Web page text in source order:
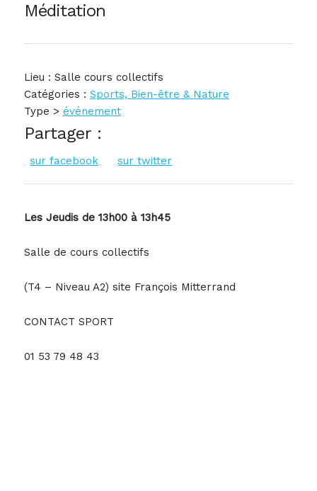
Méditation
Lieu : Salle cours collectifs
Catégories : Sports, Bien-être & Nature
Type > événement
Partager :
sur facebook sur twitter
Les Jeudisde 13h00 à 13h45
Salle de cours collectifs
(T4 – Niveau A2) site François Mitterrand
CONTACT SPORT
01 53 79 48 43